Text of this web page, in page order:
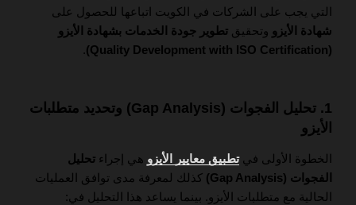
التي يجب على الشركات في الكويت اتباعها للحصول على
شهادة الأيزو وتحقيق تطوير جودة الخدمات بشهادة الأيزو
(Quality Development with ISO Certification)
.
1. تحليل الفجوات (Gap Analysis) وتحديد متطلبات
الأيزو
الخطوة الأولى فيتطبيق معايير الأيزو هي إجراء تحليل
الفجوات (Gap Analysis)
كذلك لمعرفة مدى توافق العمليات
الحالية مع متطلبات الأيزو. بينما يساعد هذا التحليل في: